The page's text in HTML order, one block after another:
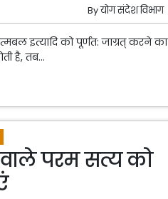
Byयोग संदेश विभाग
इत्यादि को पूर्णत: जाग्रत् करने का
है, तब...
परम सत्य को